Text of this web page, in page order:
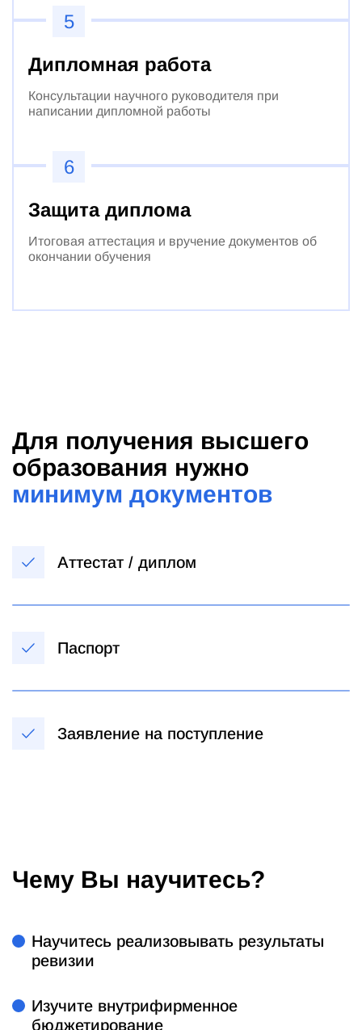
5
Дипломная работа
Консультации научного руководителя при
написании дипломной работы
6
Защита диплома
Итоговая аттестация и вручение документов об
окончании обучения
Для получения высшего
образования нужно
минимум документов
Аттестат / диплом
Паспорт
Заявление на поступление
Чему Вы научитесь?
Научитесь реализовывать результаты
ревизии
Изучите внутрифирменное
бюджетирование